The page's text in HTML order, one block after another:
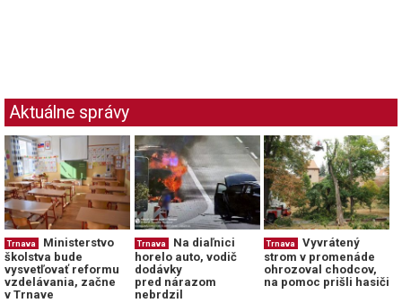
Aktuálne správy
Trnava
Ministerstvo
školstva bude
vysvetľovať reformu
vzdelávania, začne
v Trnave
Trnava
Na diaľnici
horelo auto, vodič
dodávky
pred nárazom
nebrdzil
Trnava
Vyvrátený
strom v promenáde
ohrozoval chodcov,
na pomoc prišli hasiči